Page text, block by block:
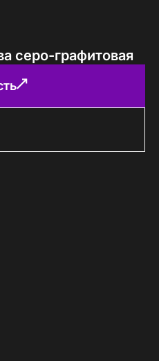
серо-графитовая